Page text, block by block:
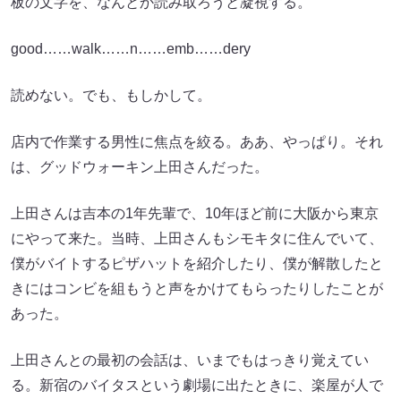
good……walk……n……emb……dery
読めない。でも、もしかして。
店内で作業する男性に焦点を絞る。ああ、やっぱり。それ
は、グッドウォーキン上田さんだった。
上田さんは吉本の1年先輩で、10年ほど前に大阪から東京
にやって来た。当時、上田さんもシモキタに住んでいて、
僕がバイトするピザハットを紹介したり、僕が解散したと
きにはコンビを組もうと声をかけてもらったりしたことが
あった。
上田さんとの最初の会話は、いまでもはっきり覚えてい
る。新宿のバイタスという劇場に出たときに、楽屋が人で